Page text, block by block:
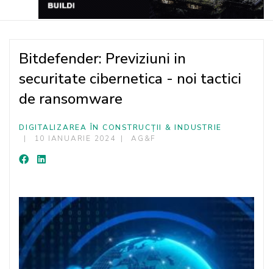
Bitdefender: Previziuni in
securitate cibernetica - noi tactici
de ransomware
DIGITALIZAREA ÎN CONSTRUCȚII & INDUSTRIE
10 IANUARIE 2024
AG&F